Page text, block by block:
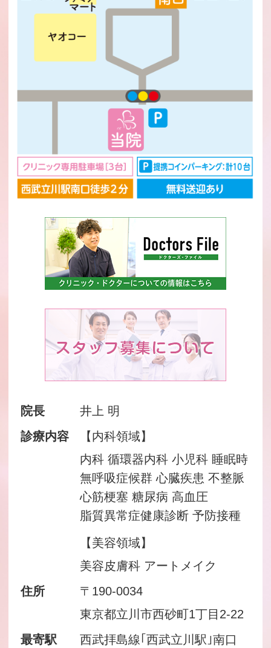
院長
井上 明
診療内容
【内科領域】
内科 循環器内科 小児科 睡眠時
無呼吸症候群 心臓疾患 不整脈
心筋梗塞 糖尿病 高血圧
脂質異常症健康診断 予防接種
【美容領域】
美容皮膚科 アートメイク
住所
〒190-0034
東京都立川市西砂町1丁目2-22
最寄駅
西武拝島線｢西武立川駅｣南口